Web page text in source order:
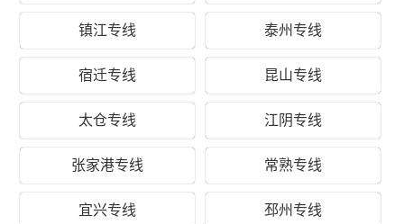
化物流来提升核心竞争力，脚踏实地让客户体验到及时、
准确、高效的服务品质，使企业更加集中精力发展自身的
生产销售业务，创造更多的价值。
重货价格
镇江专线 泰州专线
宿迁专线 昆山专线
太仓专线 江阴专线
张家港专线 常熟专线
宜兴专线 邳州专线